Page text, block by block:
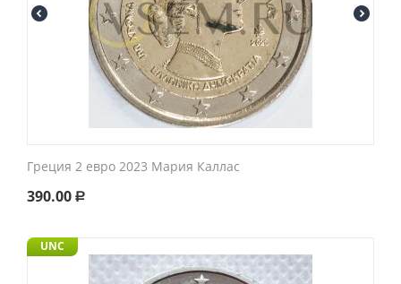
Греция 2 евро 2023 Мария Каллас
390.00 Р
UNC